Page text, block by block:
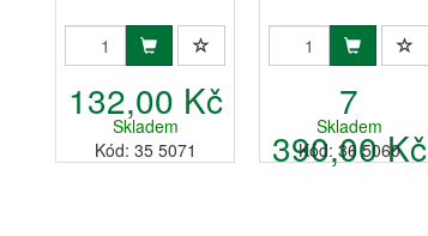
132,00 Kč
Skladem
Kód: 35 5071
7
390,00 Kč
Skladem
Kód: 36 5060